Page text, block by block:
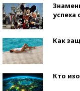
успеха
Как
Кто